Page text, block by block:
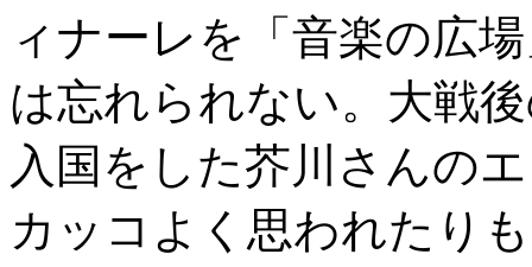
ィナーレを「音楽の広
は忘れられない。大戦
入国をした芥川さんの
カッコよく思われたり